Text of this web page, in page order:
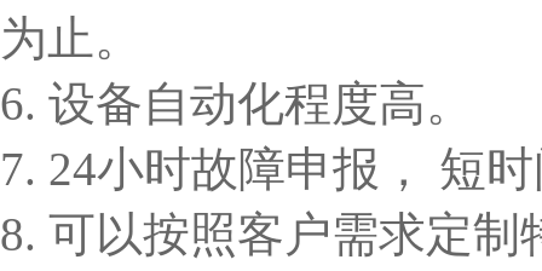
为止。
6. 设备自动化程度高。
7. 24小时故障申报， 短
8. 可以按照客户需求定制